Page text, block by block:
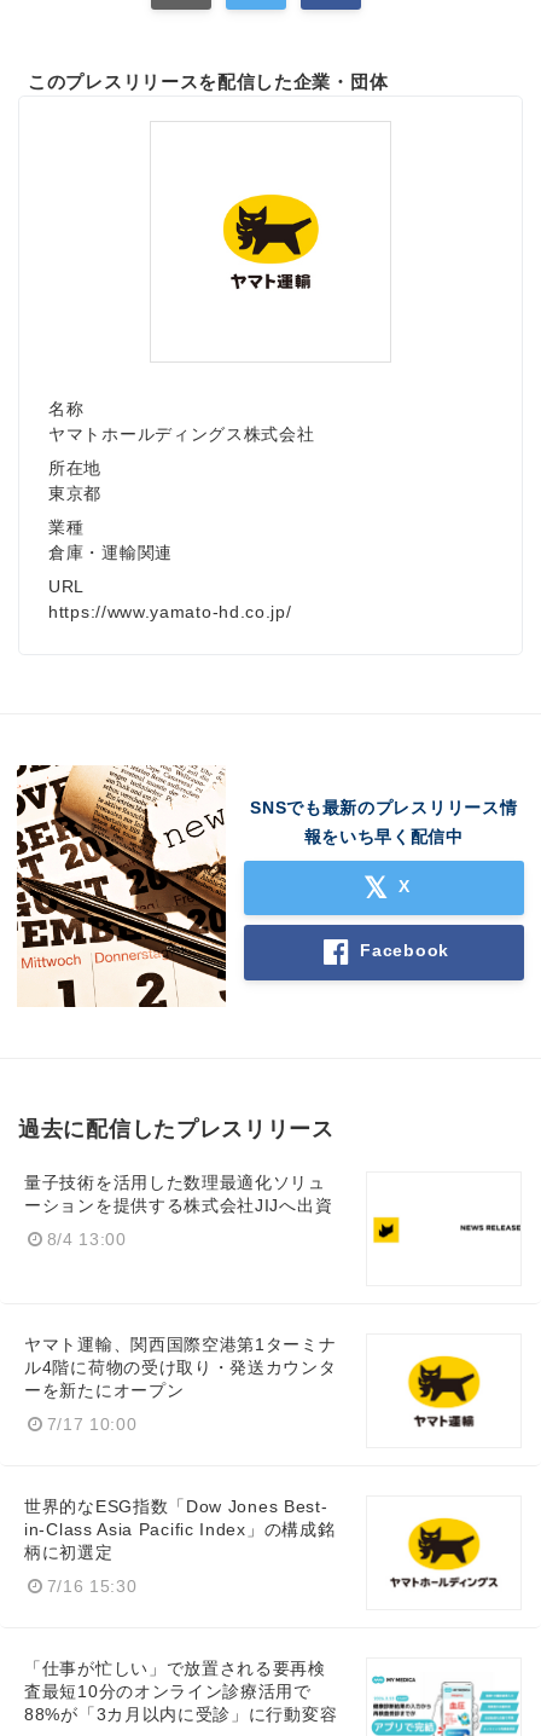
このプレスリリースを配信した企業・団体
名称
ヤマトホールディングス株式会社
所在地
東京都
業種
倉庫・運輸関連
URL
https://www.yamato-hd.co.jp/
SNSでも最新のプレスリリース情
報をいち早く配信中
X
Facebook
過去に配信したプレスリリース
量子技術を活用した数理最適化ソリュ
ーションを提供する株式会社JIJへ出資
8/4 13:00
ヤマト運輸、関西国際空港第1ターミナ
ル4階に荷物の受け取り・発送カウンタ
ーを新たにオープン
7/17 10:00
世界的なESG指数「Dow Jones Best-
in-Class Asia Pacific Index」の構成銘
柄に初選定
7/16 15:30
「仕事が忙しい」で放置される要再検
査最短10分のオンライン診療活用で
88%が「3カ月以内に受診」に行動変容
English